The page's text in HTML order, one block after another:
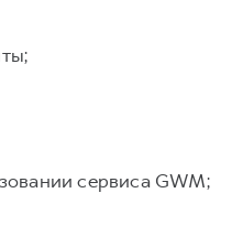
сервиса GWM;